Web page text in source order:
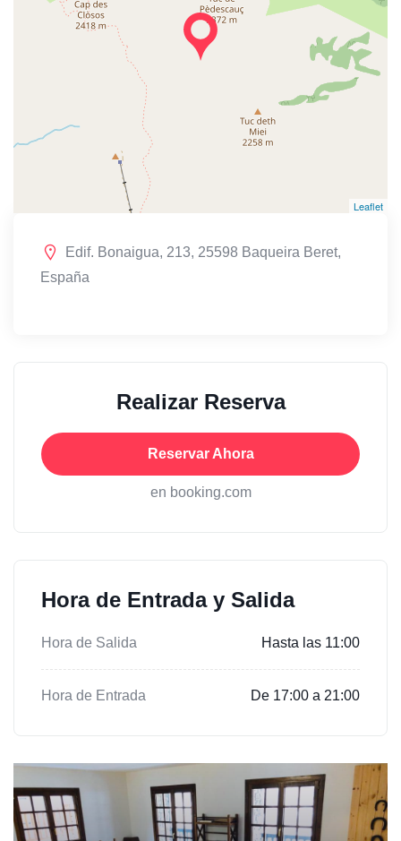
Leaflet
Edif. Bonaigua, 213, 25598 Baqueira Beret,
España
Realizar Reserva
Reservar Ahora
en booking.com
Hora de Entrada y Salida
Hora de Salida Hasta las 11:00
Hora de Entrada De 17:00 a 21:00